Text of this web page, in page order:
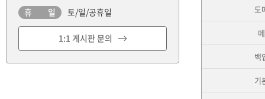
휴 일
토/일/공휴일
1:1 게시판 문의
도
백
기